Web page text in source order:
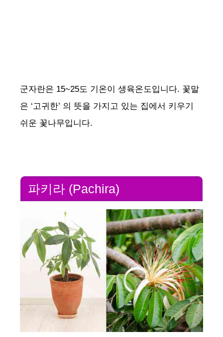
군자란은 15~25도 기온이 생육온도입니다. 꽃말
은 ‘고귀한’ 의 뜻을 가지고 있는 집에서 키우기
쉬운 꽃나무입니다.
파키라 (Pachira)